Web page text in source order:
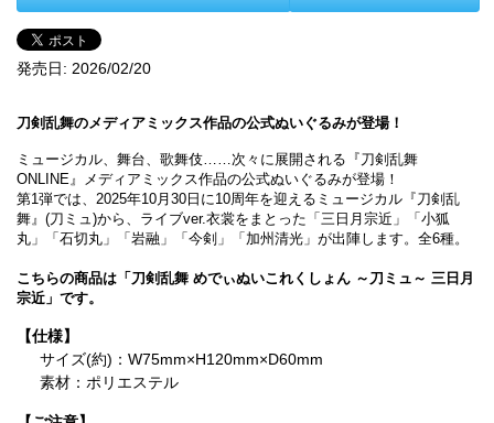
発売日: 2026/02/20
刀剣乱舞のメディアミックス作品の公式ぬいぐるみが登場！
ミュージカル、舞台、歌舞伎……次々に展開される『刀剣乱舞
ONLINE』メディアミックス作品の公式ぬいぐるみが登場！
第1弾では、2025年10月30日に10周年を迎えるミュージカル『刀剣乱
舞』(刀ミュ)から、ライブver.衣裳をまとった「三日月宗近」「小狐
丸」「石切丸」「岩融」「今剣」「加州清光」が出陣します。全6種。
こちらの商品は「刀剣乱舞 めでぃぬいこれくしょん ～刀ミュ～ 三日月
宗近」です。
【仕様】
サイズ(約)：W75mm×H120mm×D60mm
素材：ポリエステル